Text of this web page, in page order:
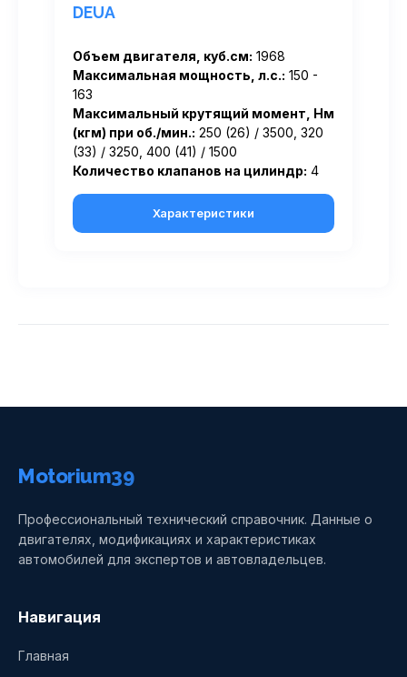
DEUA
Объем двигателя, куб.см: 1968
Максимальная мощность, л.с.: 150 -
163
Максимальный крутящий момент, Нм
(кгм) при об./мин.: 250 (26) / 3500, 320
(33) / 3250, 400 (41) / 1500
Количество клапанов на цилиндр: 4
Характеристики
Motorium39
Профессиональный технический справочник. Данные о
двигателях, модификациях и характеристиках
автомобилей для экспертов и автовладельцев.
Навигация
Главная